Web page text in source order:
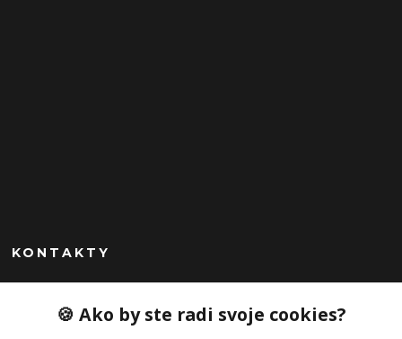
KONTAKTY
Peknekabelky.sk
+421 949747302
🍪 Ako by ste radi svoje cookies?